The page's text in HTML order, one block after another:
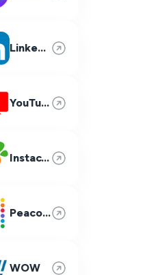
LinkedIn
YouTube TV
Instacart
Peacock
WOW